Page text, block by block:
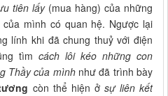
tiên lấy (mua hàng) của những
mình có quan hệ. Ngược lại
lính khi đã chung thuỷ với điện
tìm cách lôi kéo những con
Thầy của mìnhnhư đã trình bày
còn thể hiện ở sự liên kết